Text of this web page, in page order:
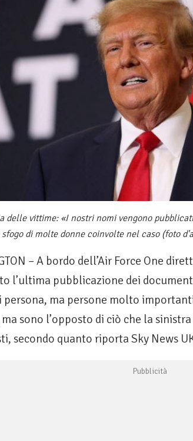
delle vittime: «I nostri nomi vengono
di molte donne coinvolte nel caso (foto
– A bordo dell’Air Force One
l’ultima pubblicazione dei
persona, ma persone molto
sono l’opposto di ciò che la
secondo quanto riporta Sky News